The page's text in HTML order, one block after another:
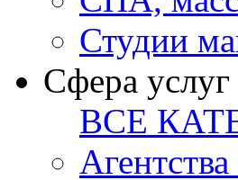
Студии
Сфера услуг
ВСЕ